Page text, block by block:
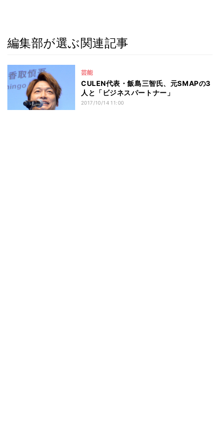
編集部が選ぶ関連記事
芸能
CULEN代表・飯島三智氏、元SMAPの3
人と「ビジネスパートナー」
2017/10/14 11:00